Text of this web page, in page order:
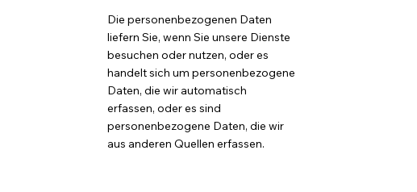
Die personenbezogenen Daten
liefern Sie, wenn Sie unsere Dienste
besuchen oder nutzen, oder es
handelt sich um personenbezogene
Daten, die wir automatisch
erfassen, oder es sind
personenbezogene Daten, die wir
aus anderen Quellen erfassen.